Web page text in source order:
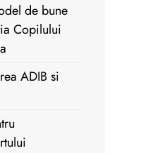
de bune
Copilului
ADIB si